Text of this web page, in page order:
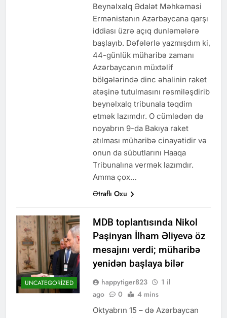
Beynəlxalq Ədalət Məhkəməsi
Ermənistanın Azərbaycana qarşı
iddiası üzrə açıq dunləmələrə
başlayıb. Dəfələrlə yazmışdım ki,
44-günlük müharibə zamanı
Azərbaycanın müxtəlif
bölgələrində dinc əhalinin raket
atəşinə tutulmasını rəsmiləşdirib
beynəlxalq tribunala təqdim
etmək lazımdır. O cümlədən də
noyabrın 9-da Bakıya raket
atılması müharibə cinayətidir və
onun da sübutlarını Haaqa
Tribunalına vermək lazımdır.
Amma çox…
Ətraflı Oxu
UNCATEGORIZED
MDB toplantısında Nikol
Paşinyan İlham Əliyevə öz
mesajını verdi; müharibə
yenidən başlaya bilər
happytiger823
1 il
ago
0 4 mins
Oktyabrın 15 – də Azərbaycan